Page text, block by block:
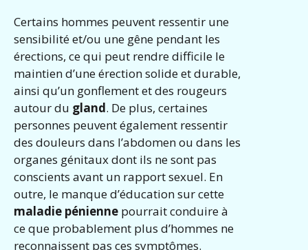
Certains hommes peuvent ressentir une
sensibilité et/ou une gêne pendant les
érections, ce qui peut rendre difficile le
maintien d’une érection solide et durable,
ainsi qu’un gonflement et des rougeurs
autour du gland. De plus, certaines
personnes peuvent également ressentir
des douleurs dans l’abdomen ou dans les
organes génitaux dont ils ne sont pas
conscients avant un rapport sexuel. En
outre, le manque d’éducation sur cette
maladie pénienne pourrait conduire à
ce que probablement plus d’hommes ne
reconnaissent pas ces symptômes.